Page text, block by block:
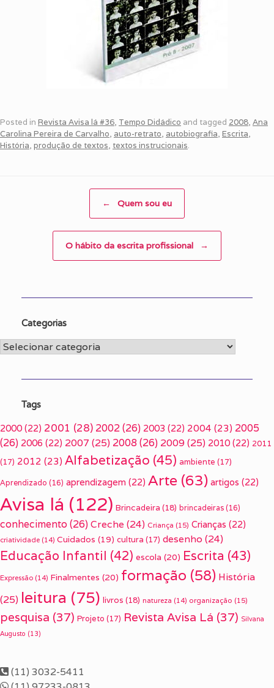
Posted in Revista Avisa lá #36, Tempo Didádico and tagged 2008, Ana
Carolina Pereira de Carvalho, auto-retrato, autobiografia, Escrita,
História, produção de textos, textos instrucionais.
← Quem sou eu
O hábito da escrita profissional →
Categorias
Categorias
Tags
2000 (22) 2001 (28) 2002(26) 2003 (22) 2004 (23) 2005
(26) 2006 (22) 2007 (25) 2008(26) 2009(25) 2010 (22) 2011
(17) 2012 (23) Alfabetização (45) ambiente (17)
Aprendizado (16) aprendizagem (22) Arte (63) artigos (22)
Avisa lá (122) Brincadeira (18) brincadeiras (16)
conhecimento(26) Creche (24) Criança (15) Crianças (22)
criatividade (14) Cuidados (19) cultura (17) desenho (24)
Educação Infantil (42) escola (20) Escrita (43)
Expressão (14) Finalmentes (20) formação (58) História
(25) leitura (75) livros (18) natureza (14) organização (15)
pesquisa (37) Projeto (17) Revista Avisa Lá (37) Silvana
Augusto (13)
(11) 3032-5411